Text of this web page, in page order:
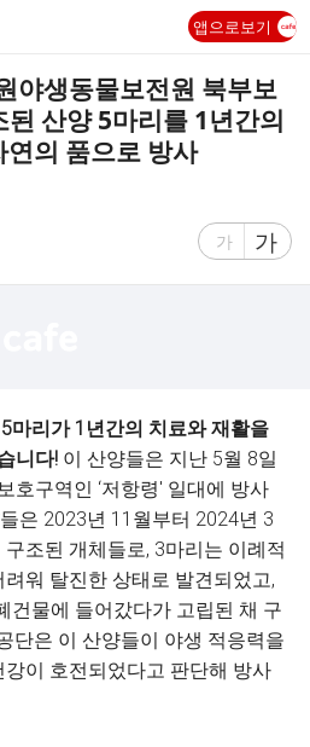
앱으로보기
야생동물보전원 북부보
산양 5마리를 1년간의
의 품으로 방사
글
게
가
글
자
게
가
마리가 1년간의 치료와 재활을
니다! 이 산양들은 지난 5월 8일
호구역인 ‘저항령' 일대에 방사
은 2023년 11월부터 2024년 3
조된 개체들로, 3마리는 이례적
워 탈진한 상태로 발견되었고,
건물에 들어갔다가 고립된 채 구
단은 이 산양들이 야생 적응력을
이 호전되었다고 판단해 방사